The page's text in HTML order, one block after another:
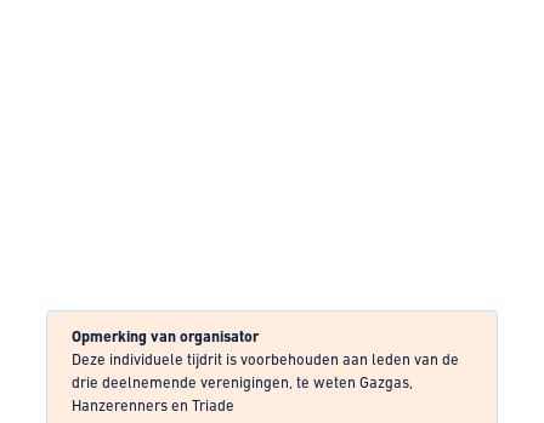
Opmerking van organisator
Deze individuele tijdrit is voorbehouden aan leden van de
drie deelnemende verenigingen, te weten Gazgas,
Hanzerenners en Triade